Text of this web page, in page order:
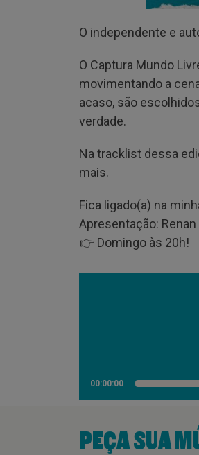
O independente e
O Captura Mundo
movimentando a
acaso, são
verdade.
Na tracklist dessa
mais.
Fica ligado(a) na
Apresentação:
👉 Domingo às 20h!
00:00:00
PEÇA SUA